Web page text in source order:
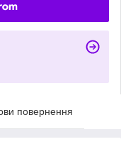
повернення